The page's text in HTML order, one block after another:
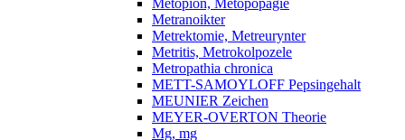
Metopion, Metopopagie
Metranoikter
Metrektomie, Metreurynter
Metritis, Metrokolpozele
Metropathia chronica
METT-SAMOYLOFF Pepsingehalt
MEUNIER Zeichen
MEYER-OVERTON Theorie
Mg, mg